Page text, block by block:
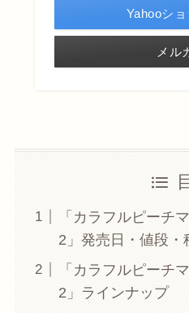
Yahooシ
メル
「カラフルピーチ
2」発売日・値段・
「カラフルピーチ
2」ラインナップ